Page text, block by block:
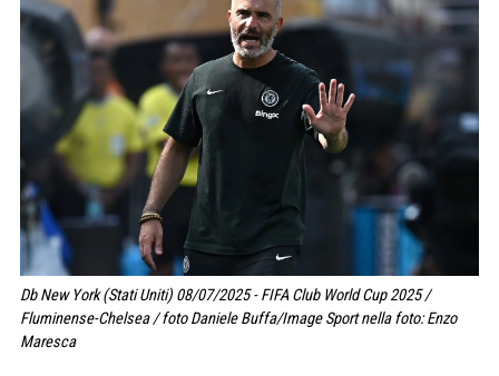
Db New York (Stati Uniti) 08/07/2025 - FIFA Club World Cup 2025 /
Fluminense-Chelsea / foto Daniele Buffa/Image Sport nella foto: Enzo
Maresca